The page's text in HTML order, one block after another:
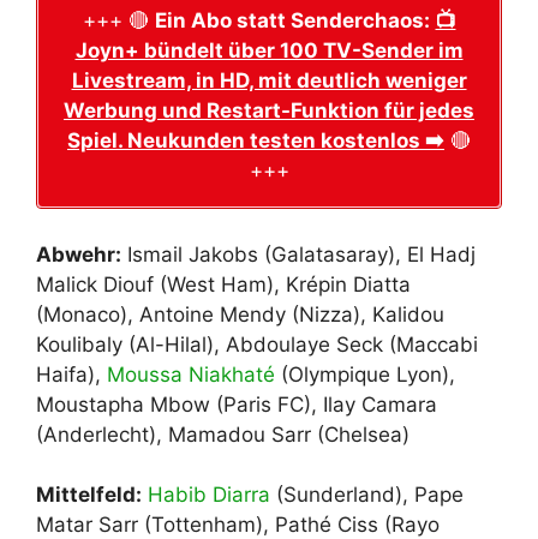
+++ 🔴 Ein Abo statt Senderchaos: 📺
Joyn+ bündelt über 100 TV-Sender im
Livestream, in HD, mit deutlich weniger
Werbung und Restart-Funktion für jedes
Spiel. Neukunden testen kostenlos ➡️ 🔴
+++
Abwehr: Ismail Jakobs (Galatasaray), El Hadj
Malick Diouf (West Ham), Krépin Diatta
(Monaco), Antoine Mendy (Nizza), Kalidou
Koulibaly (Al-Hilal), Abdoulaye Seck (Maccabi
Haifa), Moussa Niakhaté (Olympique Lyon),
Moustapha Mbow (Paris FC), Ilay Camara
(Anderlecht), Mamadou Sarr (Chelsea)
Mittelfeld: Habib Diarra (Sunderland), Pape
Matar Sarr (Tottenham), Pathé Ciss (Rayo